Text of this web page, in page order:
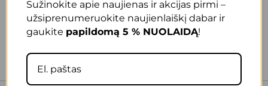
Sužinokite apie naujienas ir akcijas pirmi –
užsiprenumeruokite naujienlaiškį dabar ir
gaukite papildomą 5 % NUOLAIDĄ!